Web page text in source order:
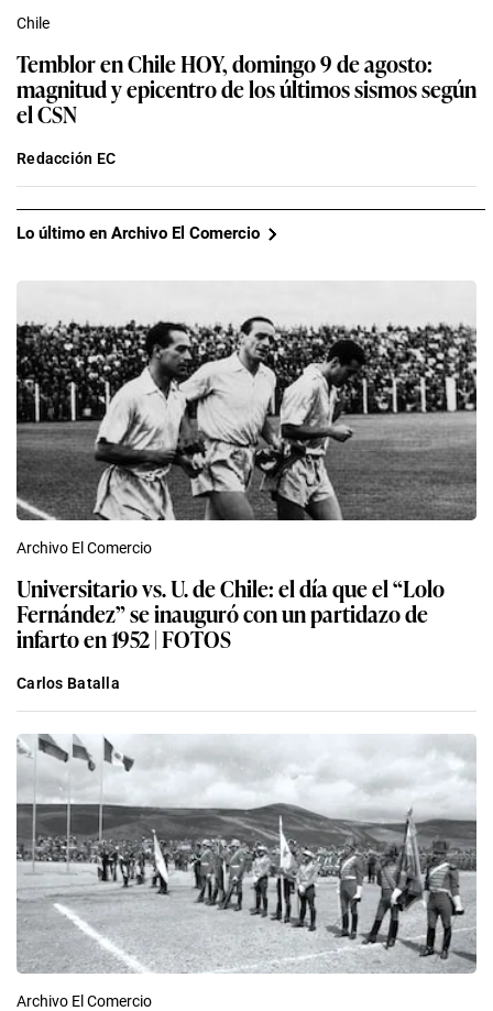
Chile
Temblor en Chile HOY, domingo 9 de agosto:
magnitud y epicentro de los últimos sismos según
el CSN
Redacción EC
Lo último en Archivo El Comercio
Archivo El Comercio
Universitario vs. U. de Chile: el día que el “Lolo
Fernández” se inauguró con un partidazo de
infarto en 1952 | FOTOS
Carlos Batalla
Archivo El Comercio